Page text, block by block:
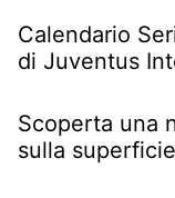
Calendario
di Juventus
Scoperta una
sulla